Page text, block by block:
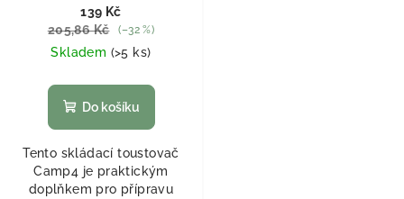
139 Kč
205,86 Kč
(–32 %)
Skladem (>5 ks)
Do košíku
Tento skládací toustovač
Camp4 je praktickým
doplňkem pro přípravu